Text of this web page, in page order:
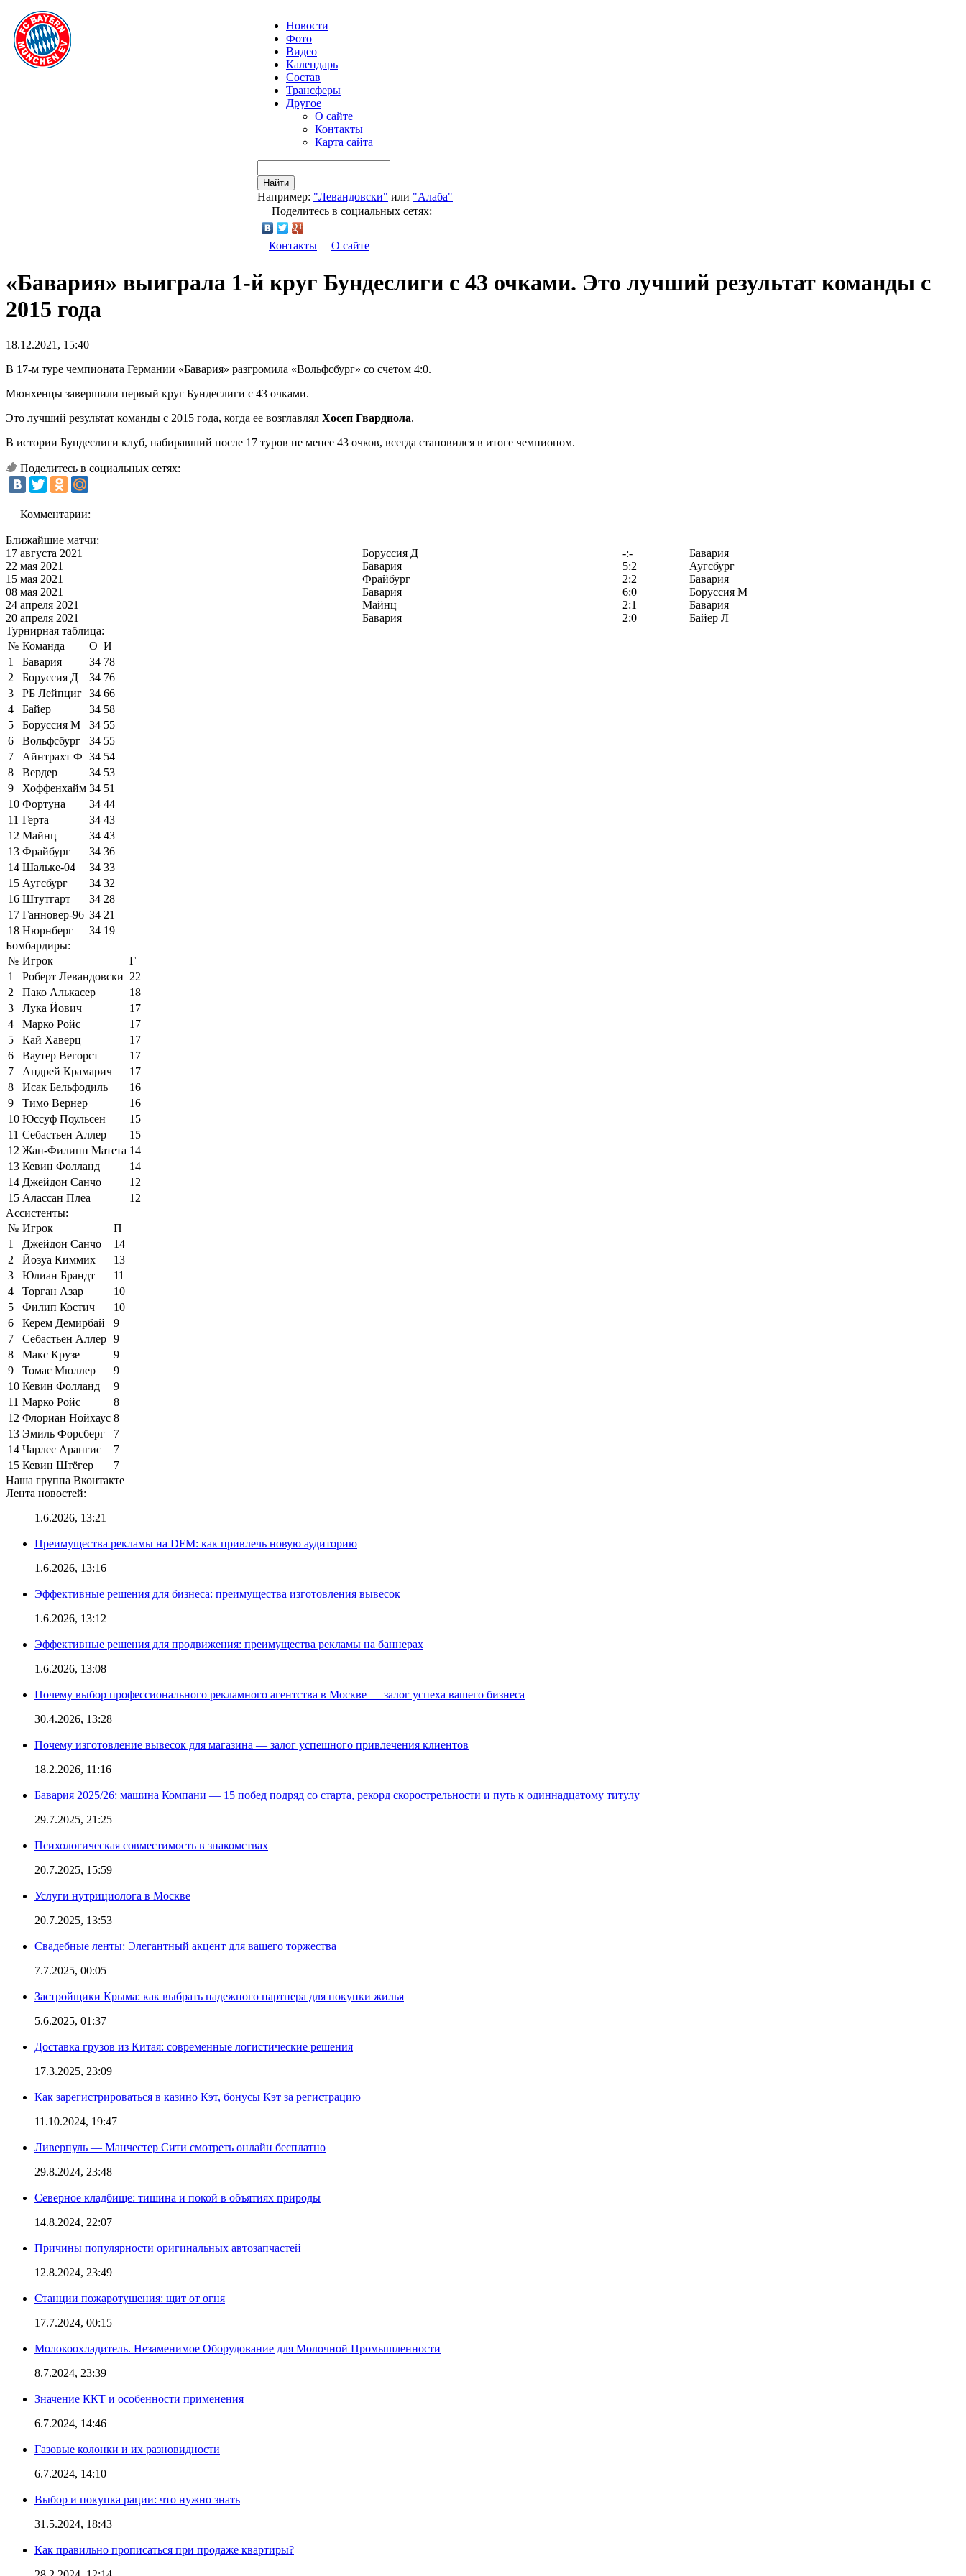
Новости
Фото
Видео
Календарь
Состав
Трансферы
Другое
О сайте
Контакты
Карта сайта
Найти
Например: "Левандовски" или "Алаба"
Поделитесь в социальных сетях:
Контакты О сайте
«Бавария» выиграла 1-й круг Бундеслиги с 43 очками. Это лучший результат команды с
2015 года
18.12.2021, 15:40
В 17-м туре чемпионата Германии «Бавария» разгромила «Вольфсбург» со счетом 4:0.
Мюнхенцы завершили первый круг Бундеслиги с 43 очками.
Это лучший результат команды с 2015 года, когда ее возглавлял Хосеп Гвардиола.
В истории Бундеслиги клуб, набиравший после 17 туров не менее 43 очков, всегда становился в итоге чемпионом.
Поделитесь в социальных сетях:
Комментарии:
Ближайшие матчи:
17 августа 2021
Боруссия Д -:-
Бавария
22 мая 2021
Бавария 5:2
Аугсбург
15 мая 2021
Фрайбург 2:2
Бавария
08 мая 2021
Бавария 6:0
Боруссия М
24 апреля 2021
Майнц 2:1
Бавария
20 апреля 2021
Бавария 2:0
Байер Л
Турнирная таблица:
№ Команда О И
1
Бавария 34 78
2
Боруссия Д 34 76
3
РБ Лейпциг 34 66
4
Байер 34 58
5
Боруссия М 34 55
6
Вольфсбург 34 55
7
Айнтрахт Ф 34 54
8
Вердер 34 53
9
Хоффенхайм 34 51
10 Фортуна 34 44
11 Герта 34 43
12 Майнц 34 43
13 Фрайбург 34 36
14 Шальке-04 34 33
15 Аугсбург 34 32
16 Штутгарт 34 28
17 Ганновер-96 34 21
18 Нюрнберг 34 19
Бомбардиры:
№ Игрок
Г
1
Роберт Левандовски 22
2
Пако Алькасер
18
3
Лука Йович
17
4
Марко Ройс
17
5
Кай Хаверц
17
6
Ваутер Вегорст
17
7
Андрей Крамарич
17
8
Исак Бельфодиль
16
9
Тимо Вернер
16
10 Юссуф Поульсен
15
11 Себастьен Аллер
15
12 Жан-Филипп Матета 14
13 Кевин Фолланд
14
14 Джейдон Санчо
12
15 Алассан Плеа
12
Ассистенты:
№ Игрок
П
1
Джейдон Санчо
14
2
Йозуа Киммих
13
3
Юлиан Брандт
11
4
Торган Азар
10
5
Филип Костич
10
6
Керем Демирбай
9
7
Себастьен Аллер 9
8
Макс Крузе
9
9
Томас Мюллер
9
10 Кевин Фолланд
9
11 Марко Ройс
8
12 Флориан Нойхаус 8
13 Эмиль Форсберг
7
14 Чарлес Арангис
7
15 Кевин Штёгер
7
Наша группа Вконтакте
Лента новостей:
1.6.2026, 13:21
Преимущества рекламы на DFM: как привлечь новую аудиторию
1.6.2026, 13:16
Эффективные решения для бизнеса: преимущества изготовления вывесок
1.6.2026, 13:12
Эффективные решения для продвижения: преимущества рекламы на баннерах
1.6.2026, 13:08
Почему выбор профессионального рекламного агентства в Москве — залог успеха вашего бизнеса
30.4.2026, 13:28
Почему изготовление вывесок для магазина — залог успешного привлечения клиентов
18.2.2026, 11:16
Бавария 2025/26: машина Компани — 15 побед подряд со старта, рекорд скорострельности и путь к одиннадцатому титулу
29.7.2025, 21:25
Психологическая совместимость в знакомствах
20.7.2025, 15:59
Услуги нутрициолога в Москве
20.7.2025, 13:53
Свадебные ленты: Элегантный акцент для вашего торжества
7.7.2025, 00:05
Застройщики Крыма: как выбрать надежного партнера для покупки жилья
5.6.2025, 01:37
Доставка грузов из Китая: современные логистические решения
17.3.2025, 23:09
Как зарегистрироваться в казино Кэт, бонусы Кэт за регистрацию
11.10.2024, 19:47
Ливерпуль — Манчестер Сити смотреть онлайн бесплатно
29.8.2024, 23:48
Северное кладбище: тишина и покой в объятиях природы
14.8.2024, 22:07
Причины популярности оригинальных автозапчастей
12.8.2024, 23:49
Станции пожаротушения: щит от огня
17.7.2024, 00:15
Молокоохладитель. Незаменимое Оборудование для Молочной Промышленности
8.7.2024, 23:39
Значение ККТ и особенности применения
6.7.2024, 14:46
Газовые колонки и их разновидности
6.7.2024, 14:10
Выбор и покупка рации: что нужно знать
31.5.2024, 18:43
Как правильно прописаться при продаже квартиры?